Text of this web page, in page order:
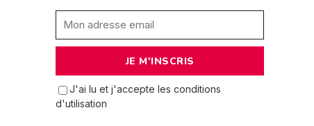
J'ai lu et j'accepte les conditions
d'utilisation